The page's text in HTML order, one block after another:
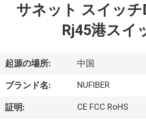
ダ
ク
ト
Reserved.
Developed
サネット スイッチ
Rj45港スイ
起源の場所: 中国
ブランド名: NUFIBER
証明: CE FCC RoHS